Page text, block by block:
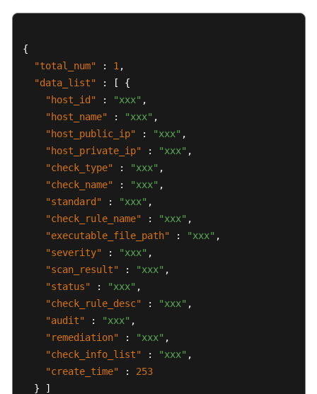
略
查
口
令
复
杂
度
策
略
检
测
报
ListPasswordComplexity
查
询
指
定
{
"total_num"
: 1 ,
"data_list"
: [
{
"host_id"
: "xxx" ,
"host_name"
: "xxx" ,
"host_public_ip"
: "xxx" ,
"host_private_ip"
: "xxx" ,
"check_type"
: "xxx" ,
"check_name"
: "xxx" ,
"standard"
: "xxx" ,
"check_rule_name"
: "xxx" ,
"executable_file_path"
: "xxx" ,
"severity"
: "xxx" ,
"scan_result"
: "xxx" ,
"status"
: "xxx" ,
"check_rule_desc"
: "xxx" ,
"audit"
: "xxx" ,
"remediation"
: "xxx" ,
"check_info_list"
: "xxx" ,
"create_time"
:
253
}
]